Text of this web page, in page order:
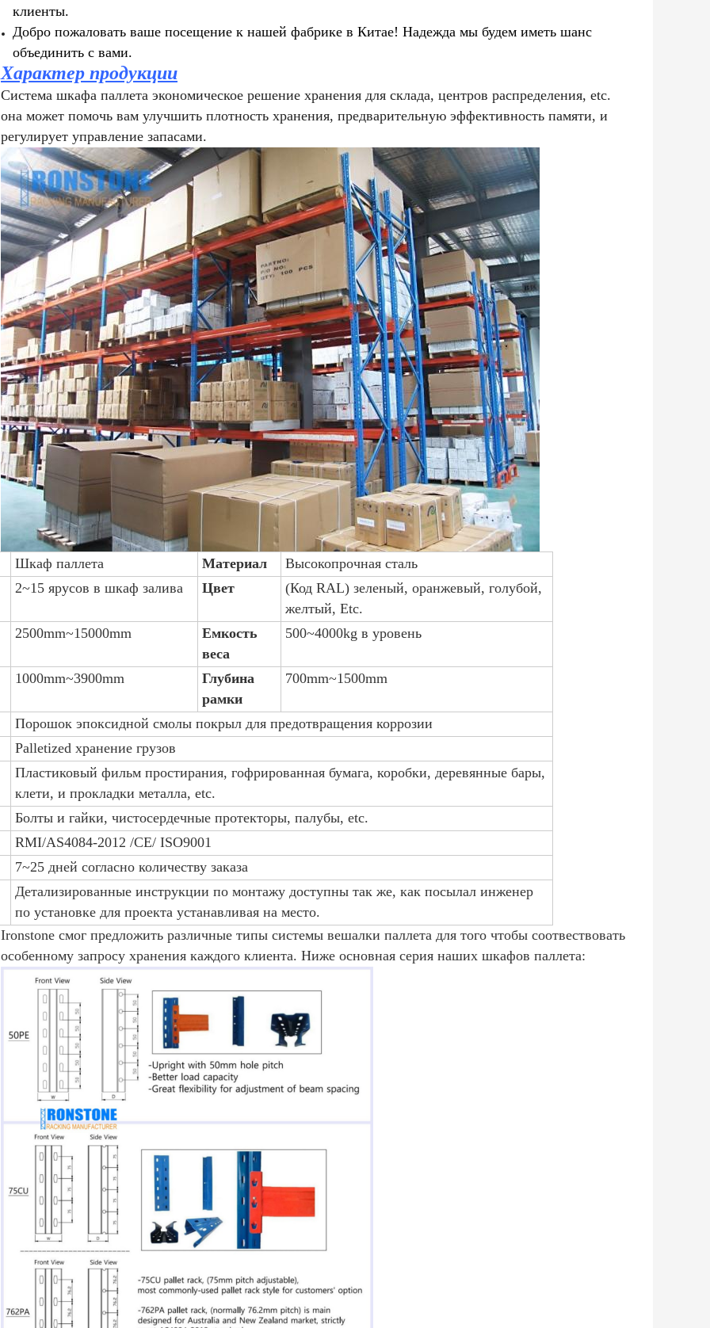
клиенты.
Добро пожаловать ваше посещение к нашей фабрике в Китае! Надежда мы будем иметь шанс
объединить с вами.
Характер продукции
Система шкафа паллета экономическое решение хранения для склада, центров распределения, etc.
она может помочь вам улучшить плотность хранения, предварительную эффективность памяти, и
регулирует управление запасами.
Шкаф паллета Материал Высокопрочная сталь
2~15 ярусов в шкаф залива Цвет
(Код RAL) зеленый, оранжевый, голубой,
желтый, Etc.
2500mm~15000mm
Емкость
веса
500~4000kg в уровень
1000mm~3900mm
Глубина
рамки
700mm~1500mm
Порошок эпоксидной смолы покрыл для предотвращения коррозии
Palletized хранение грузов
Пластиковый фильм простирания, гофрированная бумага, коробки, деревянные бары,
клети, и прокладки металла, etc.
Болты и гайки, чистосердечные протекторы, палубы, etc.
RMI/AS4084-2012 /CE/ ISO9001
7~25 дней согласно количеству заказа
Детализированные инструкции по монтажу доступны так же, как посылал инженер
по установке для проекта устанавливая на место.
Ironstone смог предложить различные типы системы вешалки паллета для того чтобы соотвествовать
особенному запросу хранения каждого клиента. Ниже основная серия наших шкафов паллета: